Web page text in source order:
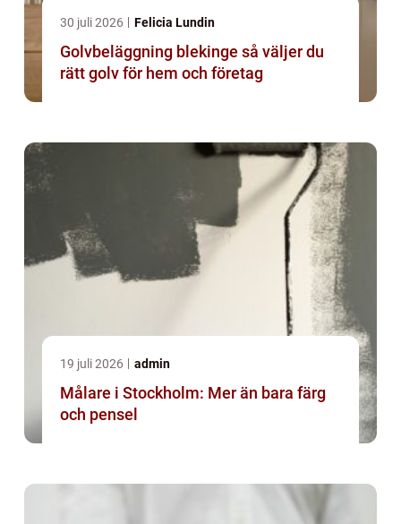
30 juli 2026 Felicia Lundin
Golvbeläggning blekinge så väljer du
rätt golv för hem och företag
19 juli 2026 admin
Målare i Stockholm: Mer än bara färg
och pensel